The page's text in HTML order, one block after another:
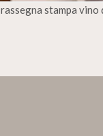
rassegna stampa